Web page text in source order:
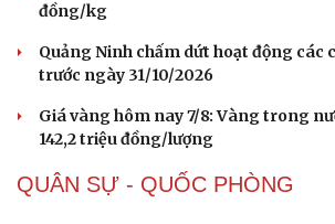
THỊ TRƯỜNG
Buôn lậu, hàng giả diễn biến phức
68.000 vụ trong 6 tháng
giảm?